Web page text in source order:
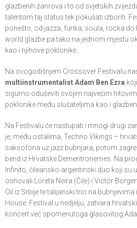
glazbenih žanrova i to od svjetskih
talentom taj status tek pokušati izboriti.
ponešto, od jazza, funka, soula, rocka do
world glazbe pa tako na jednom mjestu
kao i njihove poklonike.
Na ovogodišnjem Crossover Festivalu
multiinstrumentalist Adam Ben Ezra
sigurno oduševiti svojim najvećim
poklonike među slušateljima kao i
Na Festivalu će nastupati i mnogi drugi
je, među ostalima, Techno Vikings –
saksofona uz jazz bubnjara, potom
bend iz Hrvatske Dementronemes. Na
Infinito, čileansko-argentinski duo koji su
osnovali Loreta Neira (Čile) i Victor
Oil iz Srbije te talijanski trio na
House. Festival u nedjelju, zatvara
koncert već spomenutoga glasovitog